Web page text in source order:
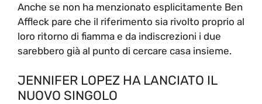
Anche se non ha menzionato esplicitamente Ben
Affleck pare che il riferimento sia rivolto proprio al
loro ritorno di fiamma e da indiscrezioni i due
sarebbero già al punto di cercare casa insieme.
JENNIFER LOPEZ HA LANCIATO IL
NUOVO SINGOLO